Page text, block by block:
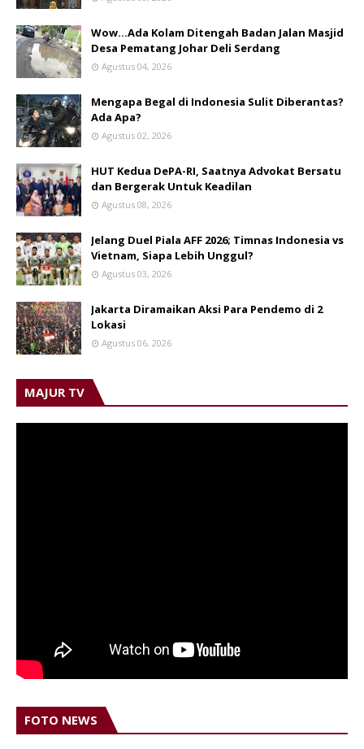
Wow...Ada Kolam Ditengah Badan Jalan Masjid
Desa Pematang Johar Deli Serdang
Agustus 04, 2026
Mengapa Begal di Indonesia Sulit Diberantas?
Ada Apa?
Agustus 02, 2026
HUT Kedua DePA-RI, Saatnya Advokat Bersatu
dan Bergerak Untuk Keadilan
Agustus 08, 2026
Jelang Duel Piala AFF 2026; Timnas Indonesia vs
Vietnam, Siapa Lebih Unggul?
Agustus 03, 2026
Jakarta Diramaikan Aksi Para Pendemo di 2
Lokasi
Agustus 06, 2026
MAJUR TV
FOTO NEWS